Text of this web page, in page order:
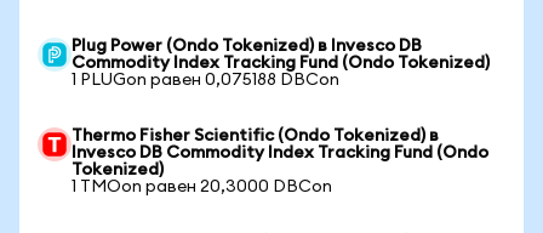
Plug Power (Ondo Tokenized) в Invesco DB
Commodity Index Tracking Fund (Ondo Tokenized)
1 PLUGon равен 0,075188 DBCon
Thermo Fisher Scientific (Ondo Tokenized) в
Invesco DB Commodity Index Tracking Fund (Ondo
Tokenized)
1 TMOon равен 20,3000 DBCon